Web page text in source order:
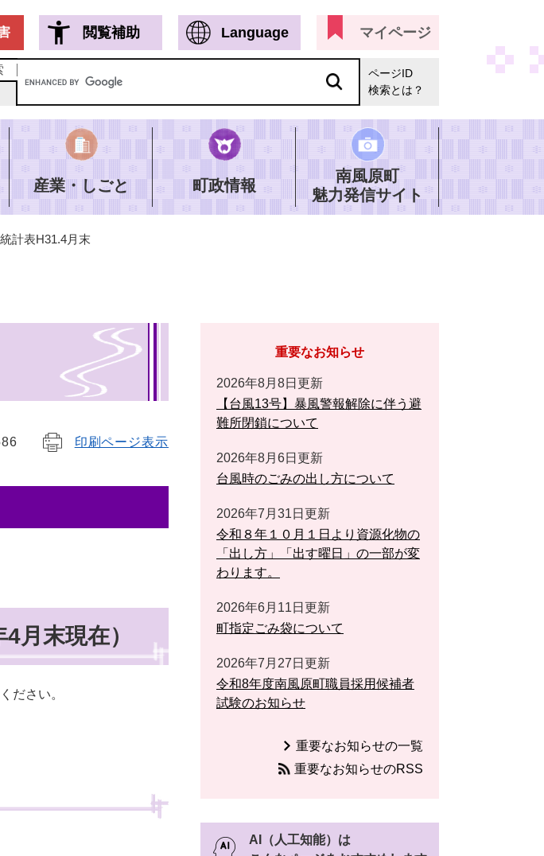
閲覧補助 Language マイページ
ページID
検索とは？
産業・しごと 町政情報
南風原町
魅力発信サイト
計表H31.4月末
印刷ページ表示
月末現在）
ださい。
重要なお知らせ
2026年8月8日更新
【台風13号】暴風警報解除に伴う避
難所閉鎖について
2026年8月6日更新
台風時のごみの出し方について
2026年7月31日更新
令和８年１０月１日より資源化物の
「出し方」「出す曜日」の一部が変
わります。
2026年6月11日更新
町指定ごみ袋について
2026年7月27日更新
令和8年度南風原町職員採用候補者
試験のお知らせ
重要なお知らせの一覧
重要なお知らせのRSS
AI（人工知能）は